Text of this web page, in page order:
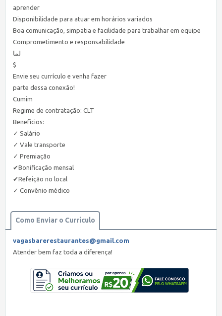
aprender
Disponibilidade para atuar em horários variados
Boa comunicação, simpatia e facilidade para trabalhar em equipe
Comprometimento e responsabilidade
لما
$
Envie seu currículo e venha fazer
parte dessa conexão!
Cumim
Regime de contratação: CLT
Benefícios:
✓ Salário
✓ Vale transporte
✓ Premiação
✔Bonificação mensal
✔Refeição no local
✓ Convênio médico
Como Enviar o Currículo
vagasbarerestaurantes@gmail.com
Atender bem faz toda a diferença!